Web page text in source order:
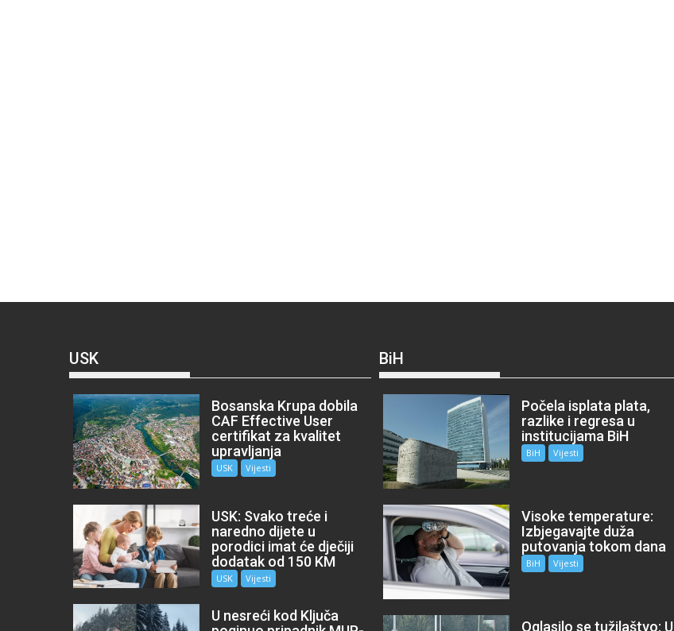
USK
Bosanska Krupa dobila
CAF Effective User
certifikat za kvalitet
upravljanja
USK Vijesti
USK: Svako treće i
naredno dijete u
porodici imat će dječiji
dodatak od 150 KM
USK Vijesti
U nesreći kod Ključa
BiH
Počela isplata plata,
razlike i regresa u
institucijama BiH
BiH Vijesti
Visoke temperature:
Izbjegavajte duža
putovanja tokom dana
BiH Vijesti
Oglasilo se tužilaštvo: U